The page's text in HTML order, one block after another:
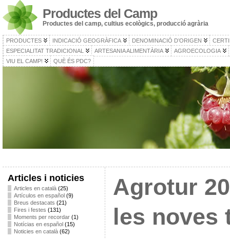
Productes del Camp
Productes del camp, cultius ecològics, producció agrària
PRODUCTES INDICACIÓ GEOGRÀFICA DENOMINACIÓ D’ORIGEN
ESPECIALITAT TRADICIONAL
ARTESANIA ALIMENTÀRIA
AGROECOLOGIA
VIU EL CAMP!
QUÈ ÉS PDC?
Articles i noticies
Articles en català(25)
Artículos en español(9)
Breus destacats (21)
Fires i festes (131)
Moments per recordar(1)
Notícias en español(15)
Noticies en català(62)
Agrotur
les noves